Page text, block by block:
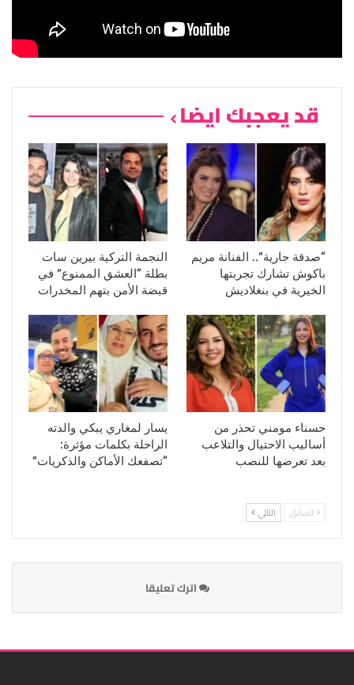
قد يعجبك ايضا
“صدقة جارية”.. الفنانة مريم
باكوش تشارك تجربتها
الخيرية في بنغلاديش
النجمة التركية بيرين سات
بطلة “العشق الممنوع” في
قبضة الأمن بتهم المخدرات
حسناء مومني تحذر من
أساليب الاحتيال والتلاعب
بعد تعرضها للنصب
يسار لمغاري يبكي والدته
الراحلة بكلمات مؤثرة:
“تصفعك الأماكن والذكريات”
السابق التالي
اترك تعليقا